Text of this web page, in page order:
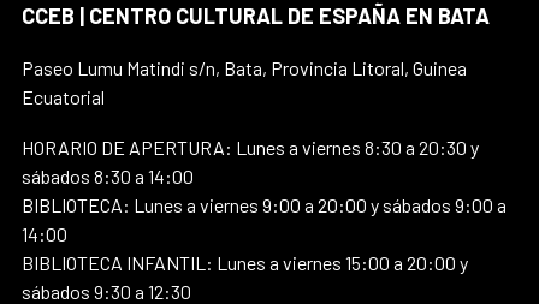
CCEB | CENTRO CULTURAL DE ESPAÑA EN BATA
Paseo Lumu Matindi s/n, Bata, Provincia Litoral, Guinea
Ecuatorial
HORARIO DE APERTURA: Lunes a viernes 8:30 a 20:30 y
sábados 8:30 a 14:00
BIBLIOTECA: Lunes a viernes 9:00 a 20:00 y sábados 9:00 a
14:00
BIBLIOTECA INFANTIL: Lunes a viernes 15:00 a 20:00 y
sábados 9:30 a 12:30